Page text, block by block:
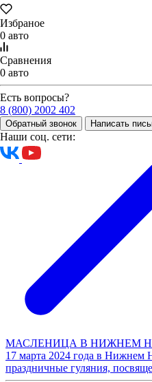
Избраное
0 авто
Сравнения
0 авто
Есть вопросы?
8 (800) 2002 402
Обратный звонок Написать
Наши соц. сети:
22.03.2024
Новости
МАСЛЕНИЦА В НИЖНЕМ
17 марта 2024 года в Нижнем
праздничные гуляния,